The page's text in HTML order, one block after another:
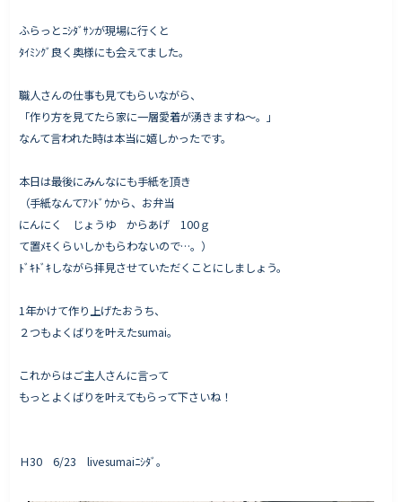
ふらっとﾆｼﾀﾞｻﾝが現場に行くと
ﾀｲﾐﾝｸﾞ良く奥様にも会えてました。
職人さんの仕事も見てもらいながら、
「作り方を見てたら家に一層愛着が湧きますね〜。」
なんて言われた時は本当に嬉しかったです。
本日は最後にみんなにも手紙を頂き
（手紙なんてｱﾝﾄﾞｳから、お弁当
にんにく じょうゆ からあげ 100ｇ
て置ﾒﾓくらいしかもらわないので…。）
ﾄﾞｷﾄﾞｷしながら拝見させていただくことにしましょう。
1年かけて作り上げたおうち、
２つもよくばりを叶えたsumai。
これからはご主人さんに言って
もっとよくばりを叶えてもらって下さいね！
Ｈ30 6/23 livesumaiﾆｼﾀﾞ。